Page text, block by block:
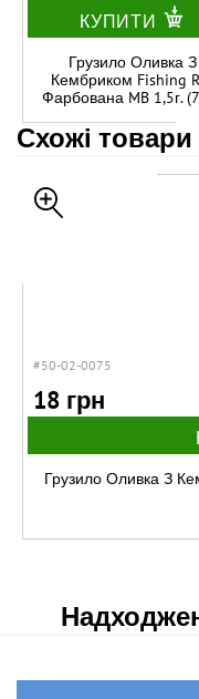
КУПИТИ
Грузило Оливка З
Кембриком Fishing
Фарбована MB 1,5г.
Схожі товари
#50-02-0075
18 грн
Грузило Оливка З